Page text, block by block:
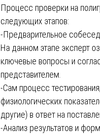
Процесс проверки на
следующих этапов:
-Предварительное
На данном этапе эксперт
ключевые вопросы и
представителем.
-Сам процесс
физиологических
другие) в ответ на
-Анализ результатов и